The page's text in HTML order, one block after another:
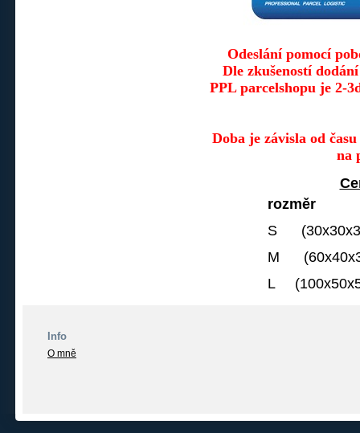
Odeslání pomocí
Dle zkušeností
PPL parcelshopu je2-
Doba je závisla od času
na
rozměr
S
M
L
Info
O mně